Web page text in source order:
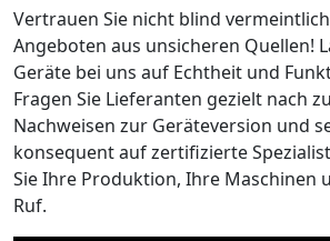
Vertrauen Sie nicht blind
Angeboten aus unsicheren Quellen!
Geräte bei uns auf Echtheit und
Fragen Sie Lieferanten gezielt nach
Nachweisen zur Geräteversion und
konsequent auf zertifizierte
Sie Ihre Produktion, Ihre Maschinen
Ruf.